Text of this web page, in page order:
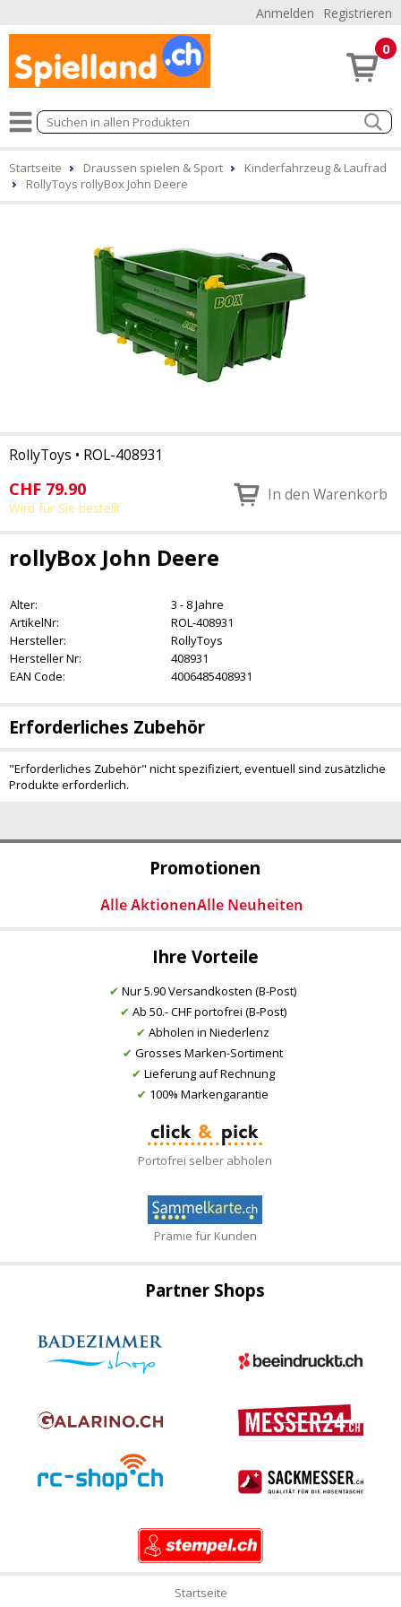
Anmelden Registrieren
0
Promotionen
Ihre Vorteile
✔ Nur 5.90 Versandkosten (B-Post)
✔ Ab 50.- CHF portofrei (B-Post)
✔ Abholen in Niederlenz
✔ Grosses Marken-Sortiment
✔ Lieferung auf Rechnung
✔ 100% Markengarantie
Portofrei selber abholen
Prämie für Kunden
Startseite Draussen spielen & Sport
Kinderfahrzeug & Laufrad
RollyToys rollyBox John Deere
RollyToys • ROL-408931
CHF 79.90
Wird für Sie bestellt
In den Warenkorb
rollyBox John Deere
Alter:
3 - 8 Jahre
ArtikelNr:
ROL-408931
Hersteller:
RollyToys
Hersteller Nr:
408931
EAN Code:
4006485408931
Erforderliches Zubehör
"Erforderliches Zubehör" nicht spezifiziert, eventuell sind zusätzliche
Produkte erforderlich.
Partner Shops
Startseite